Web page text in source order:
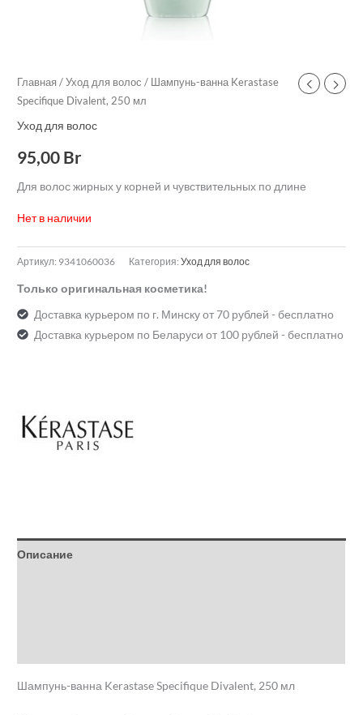
Главная /Уход для волос / Шампунь-ванна Kerastase
Specifique Divalent, 250 мл
Уход для волос
95,00 Br
Для волос жирных у корней и чувствительных по длине
Нет в наличии
Артикул: 9341060036 Категория:Уход для волос
Только оригинальная косметика!
Доставка курьером по г. Минску от 70 рублей - бесплатно
Доставка курьером по Беларуси от 100 рублей - бесплатно
Описание
Шампунь-ванна Kerastase Specifique Divalent, 250 мл